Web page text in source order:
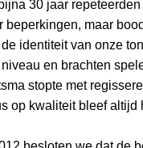
30 jaar
beperkingen, maar
identiteit van onze
en brachten
stopte met
op kwaliteit bleef altijd